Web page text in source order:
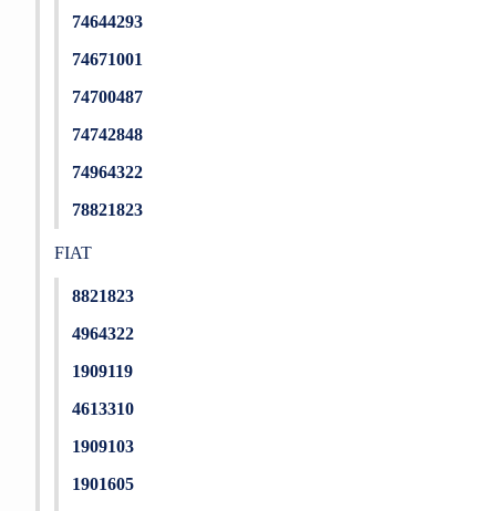
74644293
74671001
74700487
74742848
74964322
78821823
FIAT
8821823
4964322
1909119
4613310
1909103
1901605